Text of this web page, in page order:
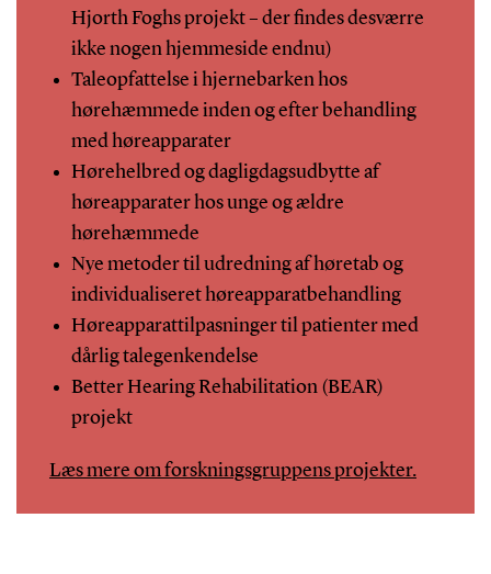
Hjorth Foghs projekt – der findes desværre
ikke nogen hjemmeside endnu)
Taleopfattelse i hjernebarken hos
hørehæmmede inden og efter behandling
med høreapparater
Hørehelbred og dagligdagsudbytte af
høreapparater hos unge og ældre
hørehæmmede
Nye metoder til udredning af høretab og
individualiseret høreapparatbehandling
Høreapparattilpasninger til patienter med
dårlig talegenkendelse
Better Hearing Rehabilitation (BEAR)
projekt
Læs mere om forskningsgruppens projekter.